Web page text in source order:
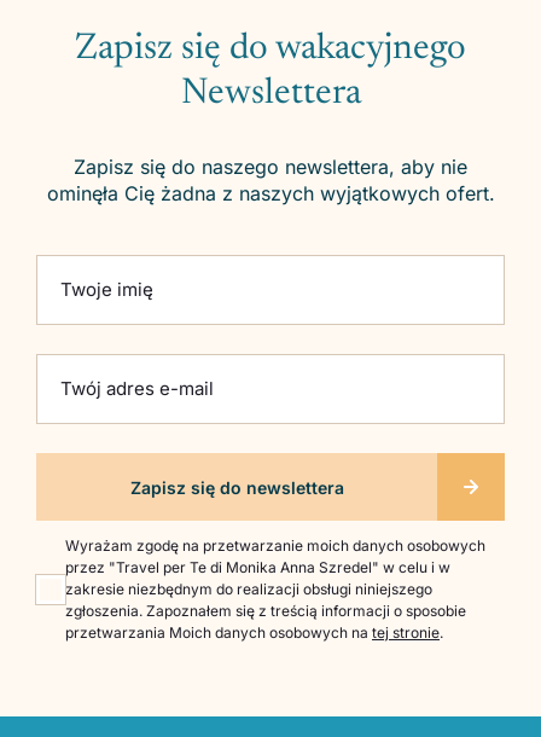
Zapisz się do wakacyjnego
Newslettera
Zapisz się do naszego newslettera, aby nie
ominęła Cię żadna z naszych wyjątkowych ofert.
Twoje imię
Twój adres e-mail
Wyrażam zgodę na przetwarzanie moich danych osobowych
przez "Travel per Te di Monika Anna Szredel" w celu i w
zakresie niezbędnym do realizacji obsługi niniejszego
zgłoszenia. Zapoznałem się z treścią informacji o sposobie
przetwarzania Moich danych osobowych na tej stronie.